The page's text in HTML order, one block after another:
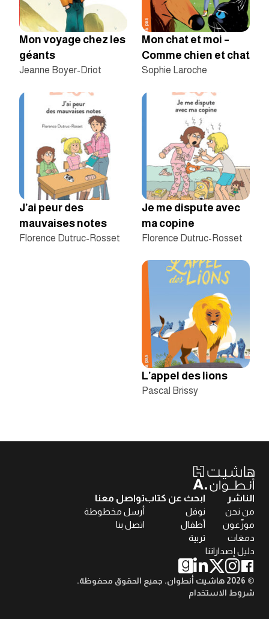
Mon chat et moi –
Comme chien et chat
Sophie Laroche
Mon voyage chez les
géants
Jeanne Boyer-Driot
Je me dispute avec
ma copine
Florence Dutruc-Rosset
J’ai peur des
mauvaises notes
Florence Dutruc-Rosset
L’appel des lions
Pascal Brissy
الناشر
من نحن
موزّعون
دمغات
دليل إصداراتنا
ابحث عن كتاب
نوفل
أطفال
تربية
تواصل معنا
أرسل مخطوطة
اتصل بنا
© 2026 هاشيت أنطوان. جميع الحقوق محفوظة.
شروط الاستخدام